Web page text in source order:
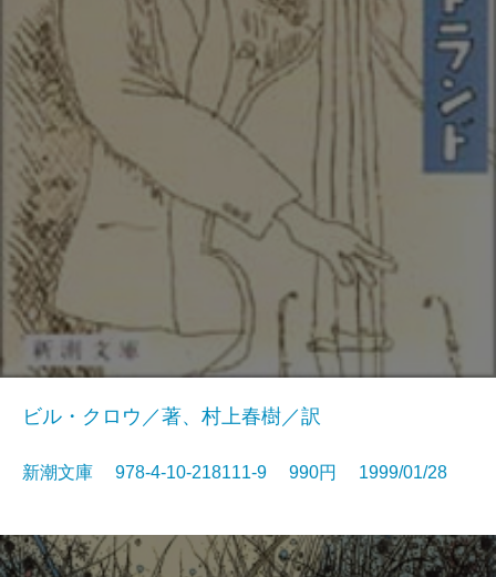
ビル・クロウ／著、村上春樹／訳
新潮文庫 978-4-10-218111-9 990円 1999/01/28